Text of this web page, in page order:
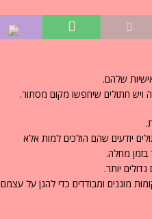
שלהם.
ויש חתולים שיחפשו מקום מסתור.
יודעים שהם הולכים למות אלא
מחלה.
יותר.
מוגנים ומבודדים כדי להגן על עצמם